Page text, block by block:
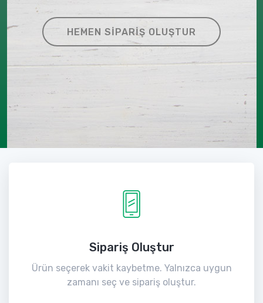
HEMEN SIPARIŞ OLUŞTUR
Sipariş Oluştur
Ürün seçerek vakit kaybetme. Yalnızca uygun
zamanı seç ve sipariş oluştur.